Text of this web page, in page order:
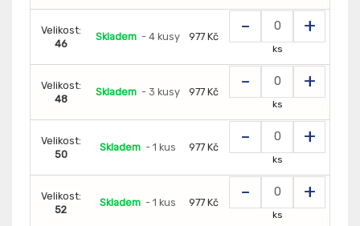
Velikost:
46
Skladem - 4 kusy 977 Kč - +
ks
Velikost:
48
Skladem - 3 kusy 977 Kč - +
ks
Velikost:
50
Skladem - 1 kus 977 Kč - +
ks
Velikost:
52
Skladem - 1 kus 977 Kč - +
ks